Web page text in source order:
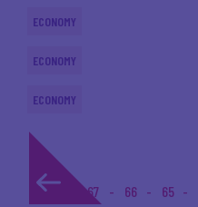
ECONOMY
ECONOMY
ECONOMY
1... 67 66 65